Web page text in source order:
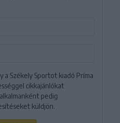
a Székely Sportot kiadó Príma
cikkajánlókat
pedig
küldjön.